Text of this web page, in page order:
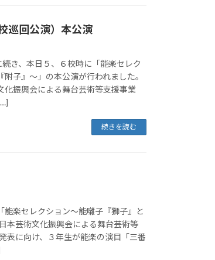
巡回公演）本公演
き、本日５、６校時に「能楽セレク
子』～」の本公演が行われました。
化振興会による舞台芸術等支援事業
続きを読む
楽セレクション～能囃子『獅子』と
本芸術文化振興会による舞台芸術等
表に向け、３年生が能楽の演目「三番